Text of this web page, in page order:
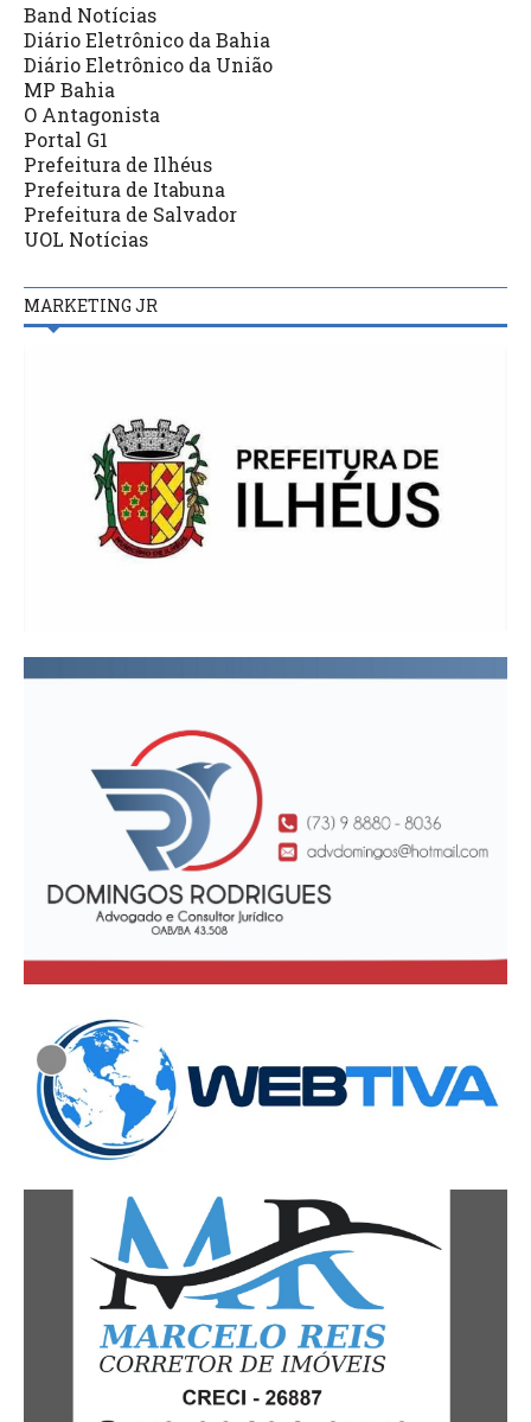
Band Notícias
Diário Eletrônico da Bahia
Diário Eletrônico da União
MP Bahia
O Antagonista
Portal G1
Prefeitura de Ilhéus
Prefeitura de Itabuna
Prefeitura de Salvador
UOL Notícias
MARKETING JR